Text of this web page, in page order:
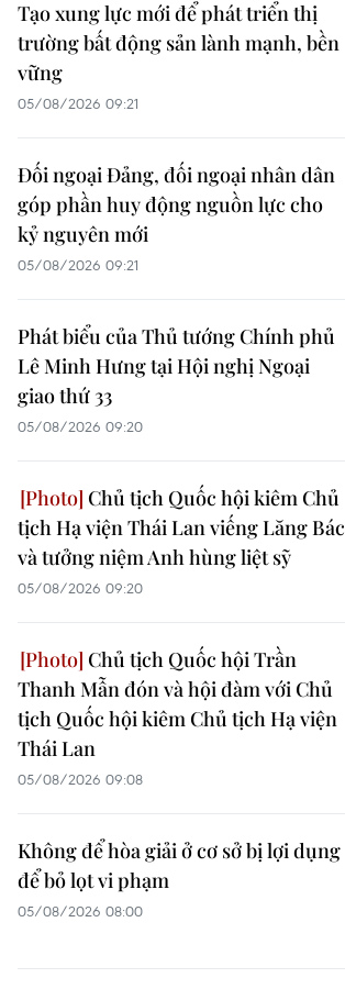
Tạo xung lực mới để phát triển thị
trường bất động sản lành mạnh, bền
vững
05/08/2026 09:21
Đối ngoại Đảng, đối ngoại nhân dân
góp phần huy động nguồn lực cho
kỷ nguyên mới
05/08/2026 09:21
Phát biểu của Thủ tướng Chính phủ
Lê Minh Hưng tại Hội nghị Ngoại
giao thứ 33
05/08/2026 09:20
Chủ tịch Quốc hội kiêm Chủ
tịch Hạ viện Thái Lan viếng Lăng Bác
và tưởng niệm Anh hùng liệt sỹ
05/08/2026 09:20
Chủ tịch Quốc hội Trần
Thanh Mẫn đón và hội đàm với Chủ
tịch Quốc hội kiêm Chủ tịch Hạ viện
Thái Lan
05/08/2026 09:08
Không để hòa giải ở cơ sở bị lợi dụng
để bỏ lọt vi phạm
05/08/2026 08:00